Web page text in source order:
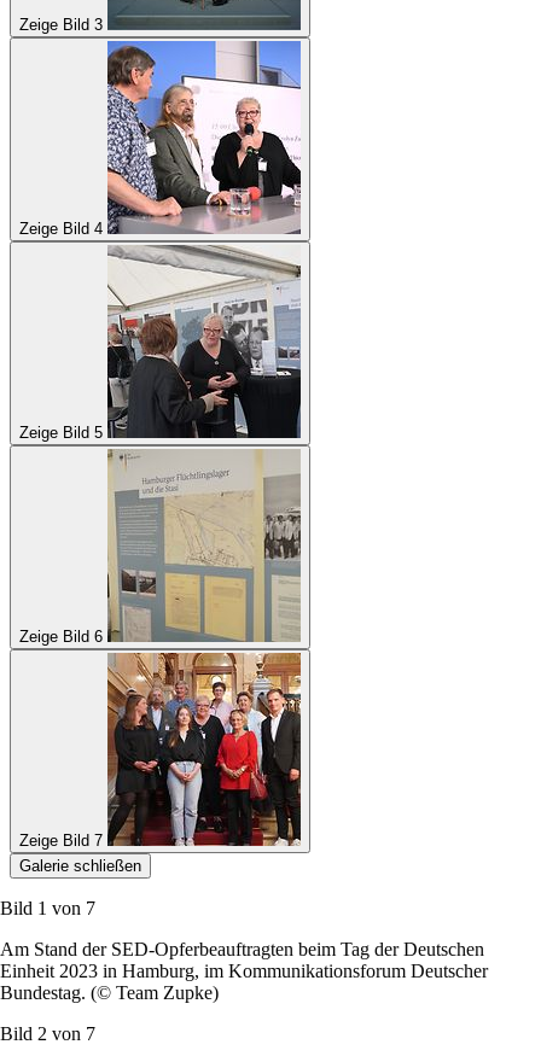
Zeige Bild 3
Zeige Bild 4
Zeige Bild 5
Zeige Bild 6
Zeige Bild 7
Galerie schließen
Bild 1 von 7
Am Stand der SED-Opferbeauftragten beim Tag der Deutschen
Einheit 2023 in Hamburg, im Kommunikationsforum Deutscher
Bundestag. (© Team Zupke)
Bild 2 von 7